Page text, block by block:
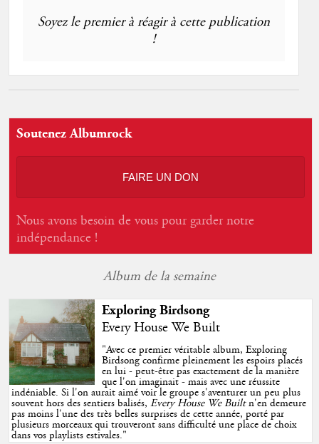
Soyez le premier à réagir à cette publication
!
Soutenez Albumrock
FAIRE UN DON
Nous avons besoin de vous pour garder notre
indépendance !
Album de la semaine
Exploring Birdsong
Every House We Built
"Avec ce premier véritable album, Exploring
Birdsong confirme pleinement les espoirs placés
en lui - peut-être pas exactement de la manière
que l'on imaginait - mais avec une réussite
indéniable. Si l'on aurait aimé voir le groupe s'aventurer un peu plus
souvent hors des sentiers balisés,Every House We Builtn'en demeure
pas moins l'une des très belles surprises de cette année, porté par
plusieurs morceaux qui trouveront sans difficulté une place de choix
dans vos playlists estivales."